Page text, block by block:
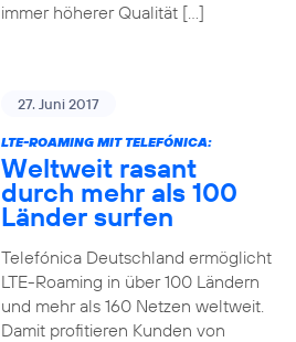
immer höherer Qualität […]
27. Juni 2017
LTE-ROAMING MIT TELEFÓNICA:
Weltweit rasant
durch mehr als 100
Länder surfen
Telefónica Deutschland ermöglicht
LTE-Roaming in über 100 Ländern
und mehr als 160 Netzen weltweit.
Damit profitieren Kunden von